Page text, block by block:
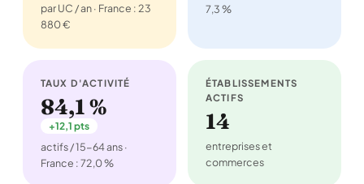
par UC / an · France : 23
880 €
7,3 %
TAUX D'ACTIVITÉ
84,1 %
+12,1 pts
actifs / 15-64 ans ·
France : 72,0 %
ÉTABLISSEMENTS
ACTIFS
14
entreprises et
commerces